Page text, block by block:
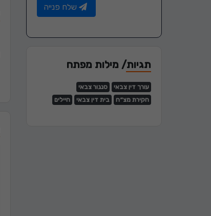
שלח פנייה
תגיות/ מילות מפתח
עורך דין צבאי
סנגור צבאי
חקירת מצ״ח
בית דין צבאי חיילים